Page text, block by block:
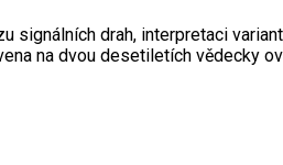
drah, interpretaci
na dvou desetiletích vědecky